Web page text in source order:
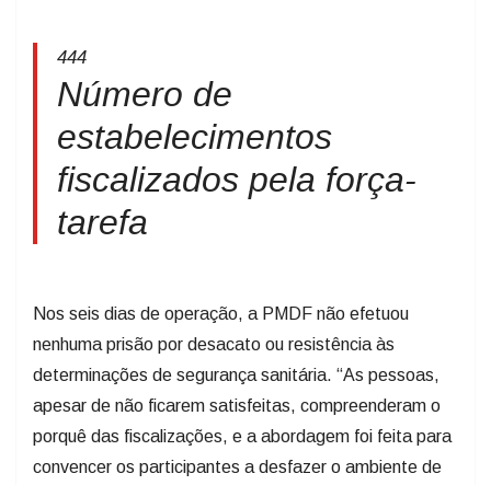
444
Número de
estabelecimentos
fiscalizados pela força-
tarefa
Nos seis dias de operação, a PMDF não efetuou
nenhuma prisão por desacato ou resistência às
determinações de segurança sanitária. “As pessoas,
apesar de não ficarem satisfeitas, compreenderam o
porquê das fiscalizações, e a abordagem foi feita para
convencer os participantes a desfazer o ambiente de